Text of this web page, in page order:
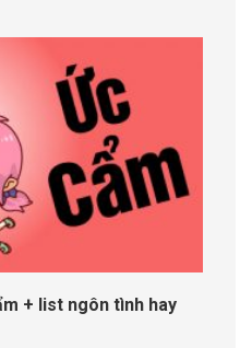
+ list ngôn tình hay